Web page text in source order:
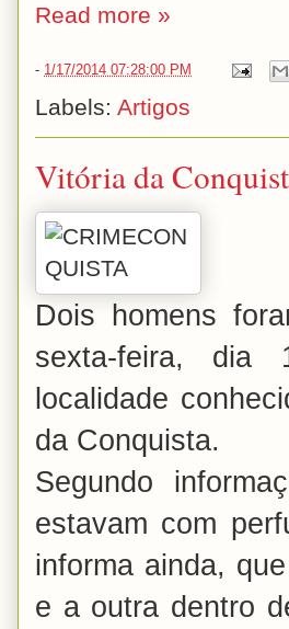
Read more »
- 1/17/2014 07:28:00 PM
Labels: Artigos
Vitória da
Dois homens
sexta-feira, dia
localidade
da Conquista.
Segundo
estavam com
informa ainda,
e a outra dentro